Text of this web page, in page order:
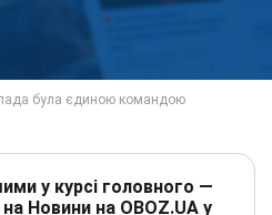
у курсі головного —
Новини на OBOZ.UA у